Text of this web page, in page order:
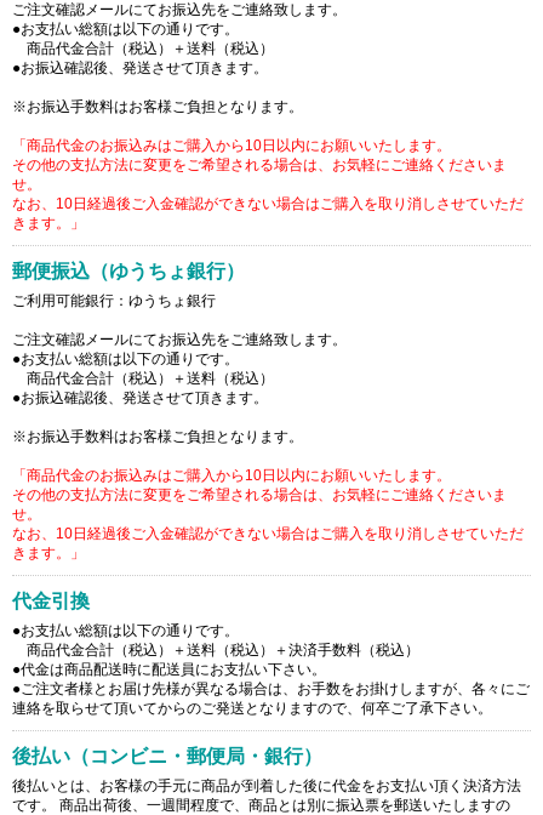
ご注文確認メールにてお振込先をご連絡致します。
●お支払い総額は以下の通りです。
商品代金合計（税込）＋送料（税込）
●お振込確認後、発送させて頂きます。
※お振込手数料はお客様ご負担となります。
「商品代金のお振込みはご購入から10日以内にお願いいたします。
その他の支払方法に変更をご希望される場合は、お気軽にご連絡くださいま
せ。
なお、10日経過後ご入金確認ができない場合はご購入を取り消しさせていただ
きます。」
郵便振込（ゆうちょ銀行）
ご利用可能銀行：ゆうちょ銀行
ご注文確認メールにてお振込先をご連絡致します。
●お支払い総額は以下の通りです。
商品代金合計（税込）＋送料（税込）
●お振込確認後、発送させて頂きます。
※お振込手数料はお客様ご負担となります。
「商品代金のお振込みはご購入から10日以内にお願いいたします。
その他の支払方法に変更をご希望される場合は、お気軽にご連絡くださいま
せ。
なお、10日経過後ご入金確認ができない場合はご購入を取り消しさせていただ
きます。」
代金引換
●お支払い総額は以下の通りです。
商品代金合計（税込）＋送料（税込）＋決済手数料（税込）
●代金は商品配送時に配送員にお支払い下さい。
●ご注文者様とお届け先様が異なる場合は、お手数をお掛けしますが、各々にご
連絡を取らせて頂いてからのご発送となりますので、何卒ご了承下さい。
後払い（コンビニ・郵便局・銀行）
後払いとは、お客様の手元に商品が到着した後に代金をお支払い頂く決済方法
です。 商品出荷後、一週間程度で、商品とは別に振込票を郵送いたしますの